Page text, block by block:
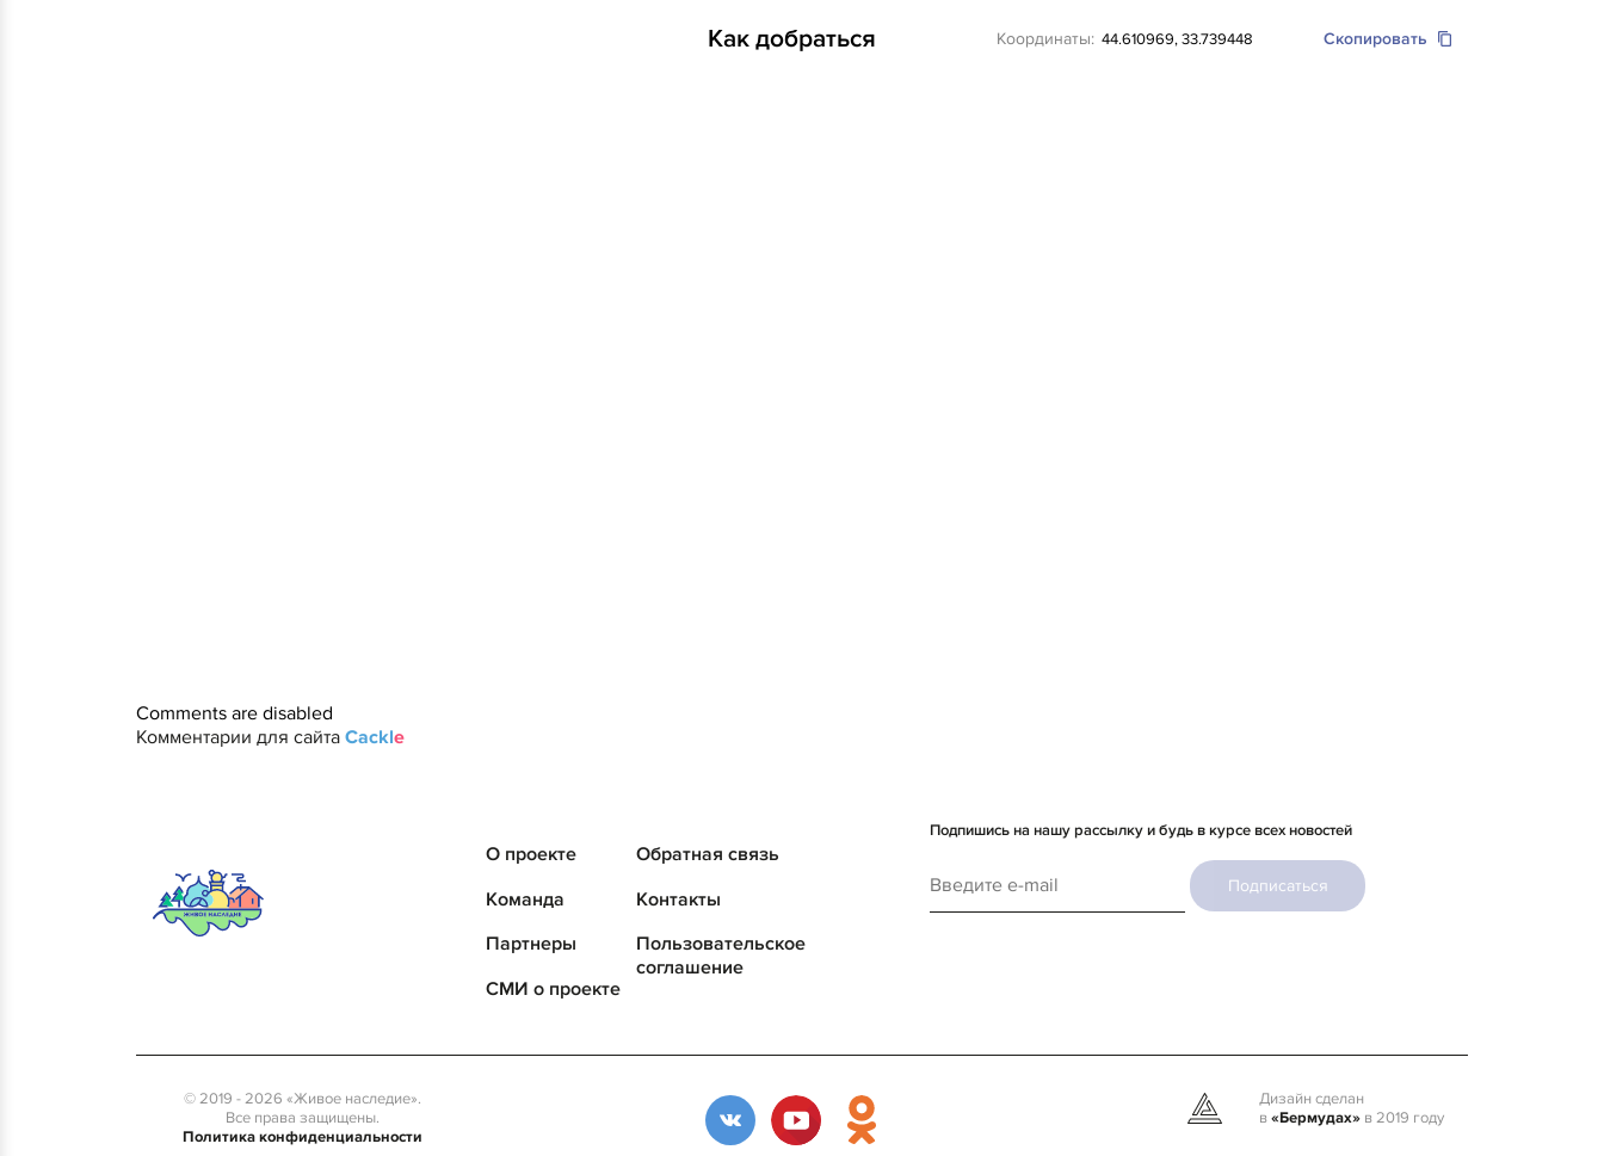
Координаты: Скопировать
Как добраться
Comments are disabled
Комментарии для сайта Cackle
О проекте
Команда
Партнеры
СМИ о проекте
Обратная связь
Контакты
Пользовательское
соглашение
Подпишись на нашу рассылку и будь в курсе всех новостей
Подписаться
© 2019 - 2026 «Живое наследие».
Все права защищены.
Политика конфиденциальности
Дизайн сделан
в«Бермудах» в 2019 году